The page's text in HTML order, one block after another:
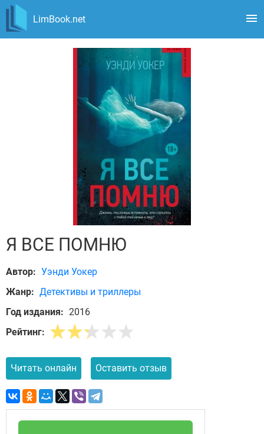
LimBook.net
Я ВСЕ ПОМНЮ
Автор: Уэнди Уокер
Жанр: Детективы и триллеры
Год издания: 2016
Рейтинг:
Читать онлайн Оставить отзыв